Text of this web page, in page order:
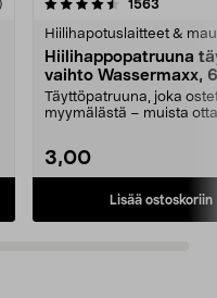
1563
Hiilihapotuslaitteet &
Hiilihappopatruuna
vaihto Wassermaxx,
Täyttöpatruuna, joka
myymälästä – muista
3,00
Lisää ostoskoriin
4.5viidestä